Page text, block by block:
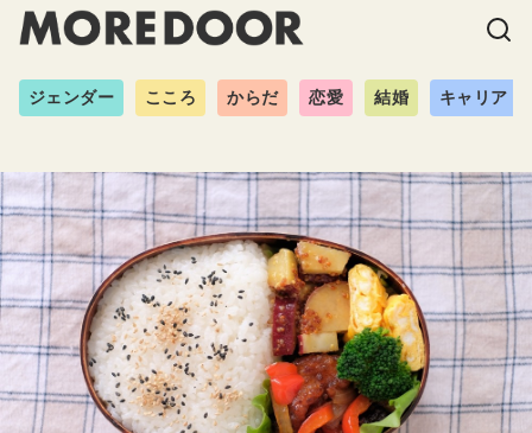
ジェンダー こころ からだ 恋愛 結婚 キャリア